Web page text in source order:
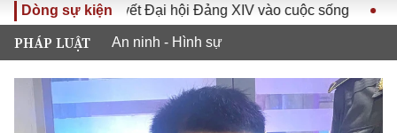
Dòng sự kiện
Nghị quyết Đại hội Đảng XIV vào cuộc sống Hướng tới
PHÁP LUẬT An ninh - Hình sự